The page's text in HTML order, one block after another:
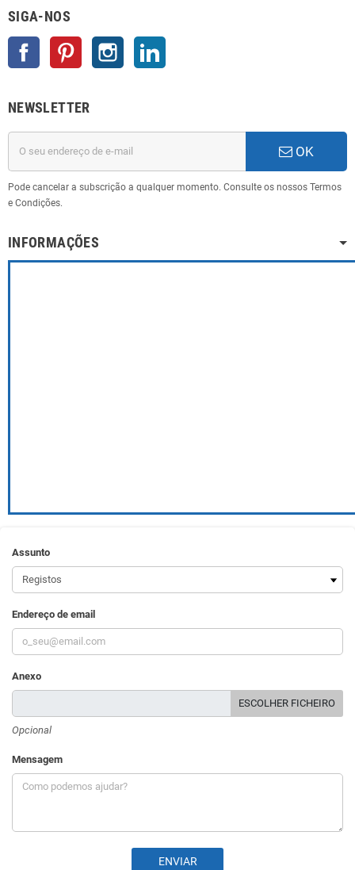
SIGA-NOS
Facebook Pinterest Instagram
NEWSLETTER
OK
Pode cancelar a subscrição a qualquer momento. Consulte os nossos Termos
e Condições.
INFORMAÇÕES
Assunto
Endereço de email
Anexo
ESCOLHER FICHEIRO
Opcional
Mensagem